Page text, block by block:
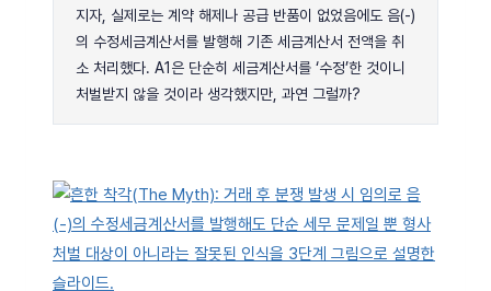
지자, 실제로는 계약 해제나 공급 반품이 없었음에도 음(-)
의 수정세금계산서를 발행해 기존 세금계산서 전액을 취
소 처리했다. A1은 단순히 세금계산서를 ‘수정’한 것이니
처벌받지 않을 것이라 생각했지만, 과연 그럴까?